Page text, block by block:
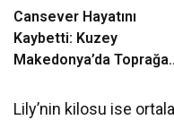
Cansever Hayatını
Kaybetti: Kuzey
Makedonya’da Toprağa
Lily’nin kilosu ise